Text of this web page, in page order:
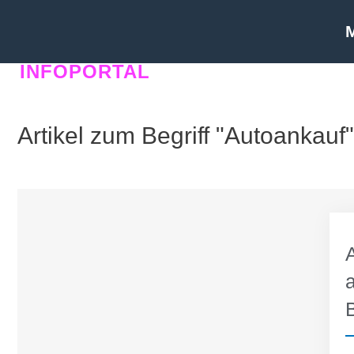
INFOPORTAL
Artikel zum Begriff "Autoankauf"